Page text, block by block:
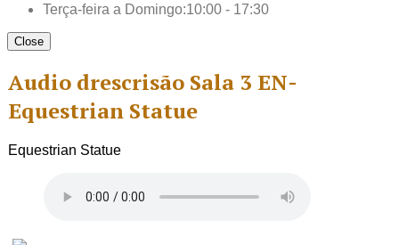
Terça-feira a Domingo:10:00 - 17:30
Close
Audio drescrisão Sala 3 EN-
Equestrian Statue
Equestrian Statue